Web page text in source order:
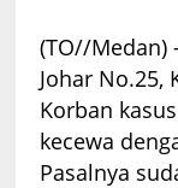
(TO//Medan)
Johar No.25,
Korban
kecewa
Pasalnya